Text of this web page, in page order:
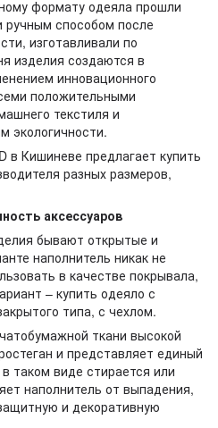
формату одеяла прошли
способом после
изготавливали по
изделия создаются в
инновационного
положительными
текстиля и
экологичности.
в Кишиневе предлагает купить
разных размеров,
аксессуаров
бывают открытые и
наполнитель никак не
в качестве покрывала,
– купить одеяло с
типа, с чехлом.
ткани высокой
и представляет единый
таком виде стирается или
наполнитель от выпадения,
и декоративную